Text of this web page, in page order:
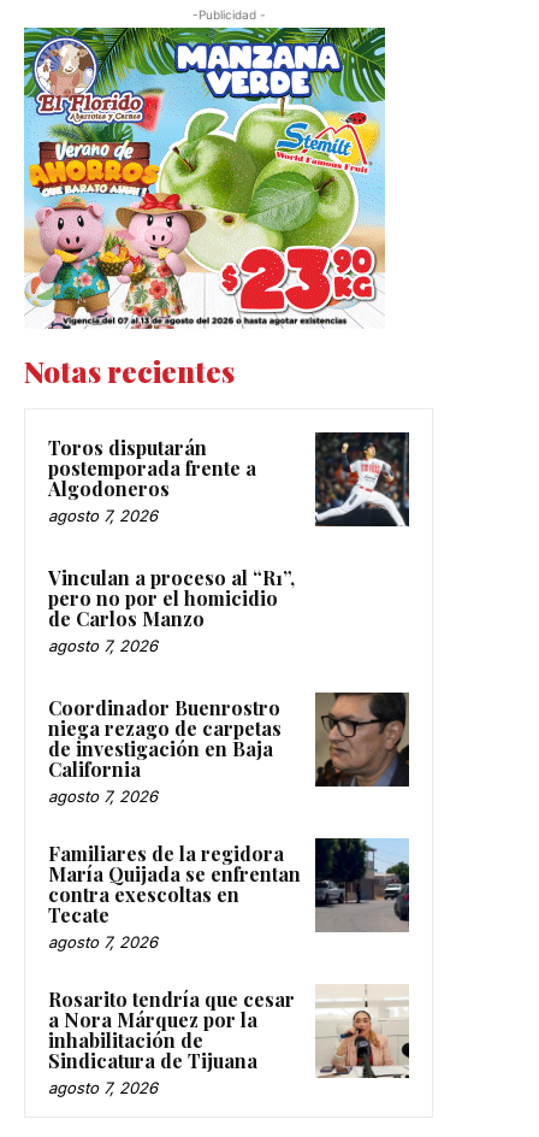
-Publicidad -
Notas recientes
Toros disputarán
postemporada frente a
Algodoneros
agosto 7, 2026
Vinculan a proceso al “R1”,
pero no por el homicidio
de Carlos Manzo
agosto 7, 2026
Coordinador Buenrostro
niega rezago de carpetas
de investigación en Baja
California
agosto 7, 2026
Familiares de la regidora
María Quijada se enfrentan
contra exescoltas en
Tecate
agosto 7, 2026
Rosarito tendría que cesar
a Nora Márquez por la
inhabilitación de
Sindicatura de Tijuana
agosto 7, 2026